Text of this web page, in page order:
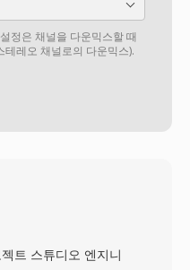
정은 채널을 다운믹스할 때
레오 채널로의 다운믹스).
트 스튜디오 엔지니